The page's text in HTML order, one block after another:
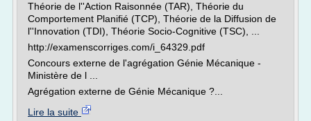
Théorie de l''Action Raisonnée (TAR), Théorie du
Comportement Planifié (TCP), Théorie de la Diffusion de
l''Innovation (TDI), Théorie Socio-Cognitive (TSC), ...
http://examenscorriges.com/i_64329.pdf
Concours externe de l'agrégation Génie Mécanique -
Ministère de l ...
Agrégation externe de Génie Mécanique ?...
Lire la suite